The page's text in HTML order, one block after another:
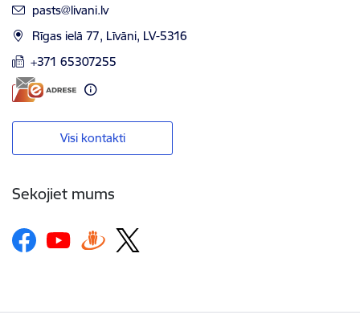
E-pasts:
pasts@livani.lv
Rīgas ielā 77, Līvāni, LV-5316
+371 65307255
Visi kontakti
Sekojiet mums